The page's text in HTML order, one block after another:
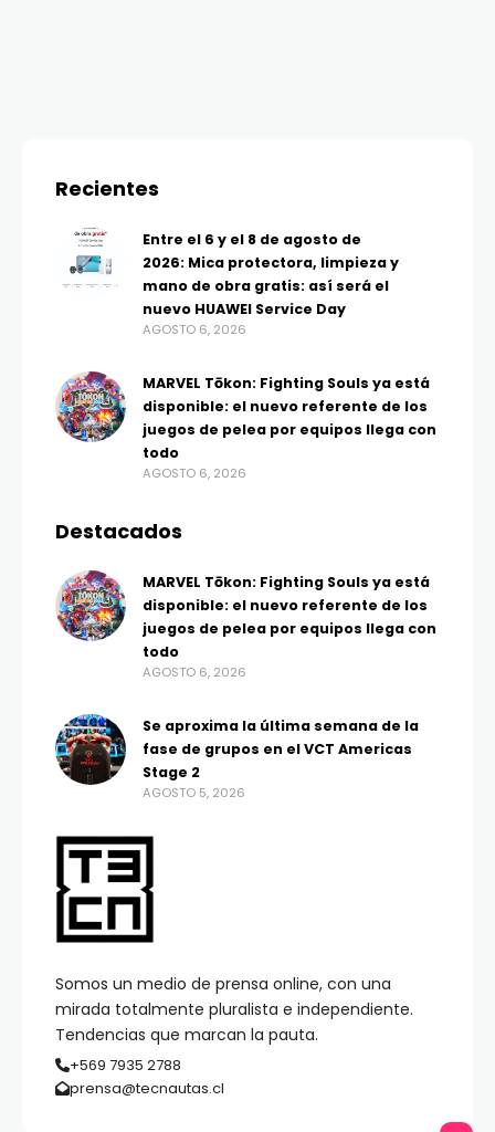
Somos un medio de prensa online, con una
mirada totalmente pluralista e independiente.
Tendencias que marcan la pauta.
+569 7935 2788
prensa@tecnautas.cl
Recientes
Entre el 6 y el 8 de agosto de
2026: Mica protectora, limpieza y
mano de obra gratis: así será el
nuevo HUAWEI Service Day
AGOSTO 6, 2026
MARVEL Tōkon: Fighting Souls ya está
disponible: el nuevo referente de los
juegos de pelea por equipos llega con
todo
AGOSTO 6, 2026
Destacados
MARVEL Tōkon: Fighting Souls ya está
disponible: el nuevo referente de los
juegos de pelea por equipos llega con
todo
AGOSTO 6, 2026
Se aproxima la última semana de la
fase de grupos en el VCT Americas
Stage 2
AGOSTO 5, 2026